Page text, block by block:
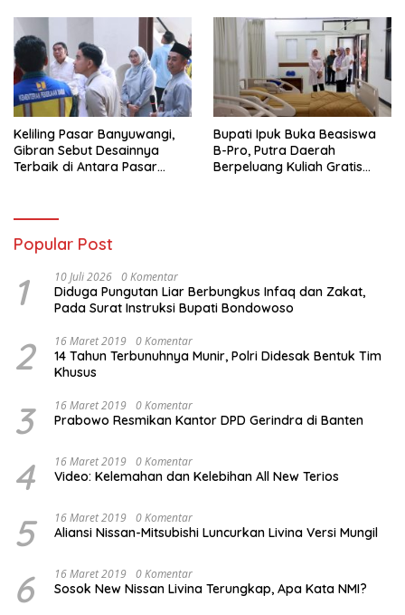
Keliling Pasar Banyuwangi,
Gibran Sebut Desainnya
Terbaik di Antara Pasar
Bupati Ipuk Buka Beasiswa
B-Pro, Putra Daerah
Berpeluang Kuliah Gratis
Popular Post
1 10 Juli 2026 0 Komentar
Diduga Pungutan Liar Berbungkus Infaq dan Zakat,
Pada Surat Instruksi Bupati Bondowoso
2 16 Maret 2019 0 Komentar
14 Tahun Terbunuhnya Munir, Polri Didesak Bentuk Tim
Khusus
3 16 Maret 2019 0 Komentar
Prabowo Resmikan Kantor DPD Gerindra di Banten
4 16 Maret 2019 0 Komentar
Video: Kelemahan dan Kelebihan All New Terios
5 16 Maret 2019 0 Komentar
Aliansi Nissan-Mitsubishi Luncurkan Livina Versi Mungil
6 16 Maret 2019 0 Komentar
Sosok New Nissan Livina Terungkap, Apa Kata NMI?